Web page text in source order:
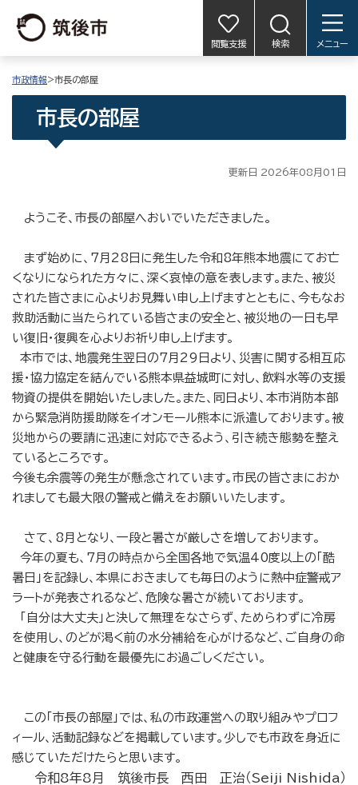
閲覧支援 検索 メニュー
市政情報>市長の部屋
市長の部屋
更新日 2026年08月01日
ようこそ、市長の部屋へおいでいただきました。
まず始めに、7月28日に発生した令和8年熊本地震にてお亡
くなりになられた方々に、深く哀悼の意を表します。また、被災
された皆さまに心よりお見舞い申し上げますとともに、今もなお
救助活動に当たられている皆さまの安全と、被災地の一日も早
い復旧・復興を心よりお祈り申し上げます。
本市では、地震発生翌日の7月29日より、災害に関する相互応
援・協力協定を結んでいる熊本県益城町に対し、飲料水等の支援
物資の提供を開始いたしました。また、同日より、本市消防本部
から緊急消防援助隊をイオンモール熊本に派遣しております。被
災地からの要請に迅速に対応できるよう、引き続き態勢を整え
ているところです。
今後も余震等の発生が懸念されています。市民の皆さまにおか
れましても最大限の警戒と備えをお願いいたします。
さて、8月となり、一段と暑さが厳しさを増しております。
今年の夏も、7月の時点から全国各地で気温40度以上の「酷
暑日」を記録し、本県におきましても毎日のように熱中症警戒ア
ラートが発表されるなど、危険な暑さが続いております。
「自分は大丈夫」と決して無理をなさらず、ためらわずに冷房
を使用し、のどが渇く前の水分補給を心がけるなど、ご自身の命
と健康を守る行動を最優先にお過ごしください。
この「市長の部屋」では、私の市政運営への取り組みやプロフ
ィール、活動記録などを掲載しています。少しでも市政を身近に
感じていただけたらと思います。
令和8年8月 筑後市長 西田 正治（Seiji Nishida）